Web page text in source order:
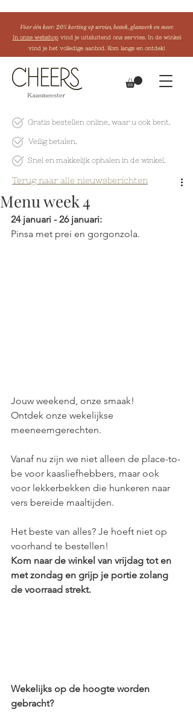
Voor één keer: 20% korting op servies, bestek, glaswerk en meer.
In onze webshopvind je uitsluitend ons servies. In de winkel
vind je het volledige aanbod. Kom langs en ontdek!
Gratis bestellen online , waar u ook bent.
Veilig betalen.
Snel en makkelijk ophalen in de winkel.
Menu week 4
24 januari - 26 januari:
Pinsa met prei en gorgonzola.
Jouw weekend, onze smaak!
Ontdek onze wekelijkse
meeneemgerechten.
Vanaf nu zijn we niet alleen de place-to-
be voor kaasliefhebbers, maar ook
voor lekkerbekken die hunkeren naar
vers bereide maaltijden.
Het beste van alles? Je hoeft niet op
voorhand te bestellen!
Kom naar de winkel van vrijdag tot en
met zondag en grijp je portie zolang
de voorraad strekt.
Wekelijks op de hoogte worden
gebracht?
Terug naar alle nieuwsberichten